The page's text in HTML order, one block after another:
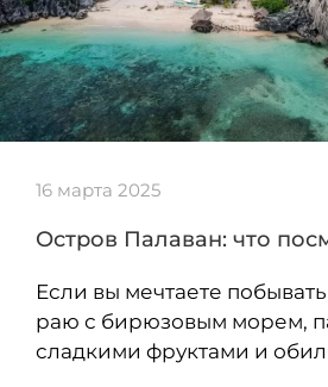
16 марта 2025
Остров Палаван: что
Если вы мечтаете
раю с бирюзовым морем,
сладкими фруктами и